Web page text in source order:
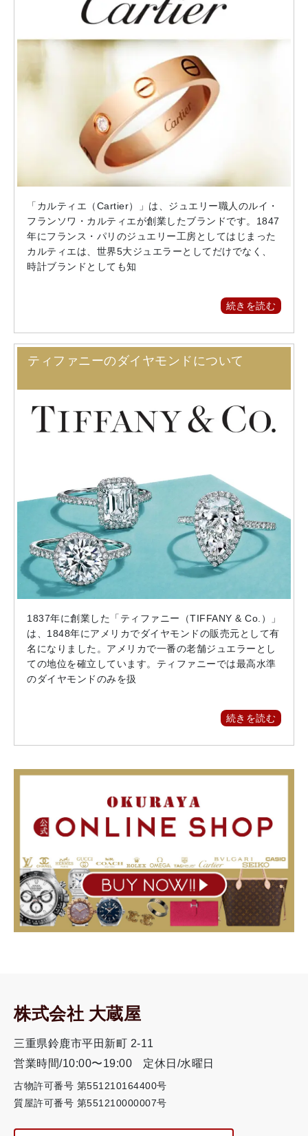
「カルティエ（Cartier）」は、ジュエリー職人のルイ・
フランソワ・カルティエが創業したブランドです。1847
年にフランス・パリのジュエリー工房としてはじまった
カルティエは、世界5大ジュエラーとしてだけでなく、
時計ブランドとしても知
続きを読む
ティファニーのダイヤモンドについて
1837年に創業した「ティファニー（TIFFANY & Co.）」
は、1848年にアメリカでダイヤモンドの販売元として有
名になりました。アメリカで一番の老舗ジュエラーとし
ての地位を確立しています。ティファニーでは最高水準
のダイヤモンドのみを扱
続きを読む
株式会社 大蔵屋
三重県鈴鹿市平田新町 2-11
営業時間/10:00〜19:00
定休日/水曜日
古物許可番号 第551210164400号
質屋許可番号 第551210000007号